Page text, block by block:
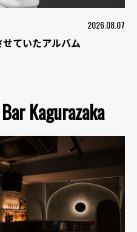
2026.08.07
ていたアルバム
Kagurazaka